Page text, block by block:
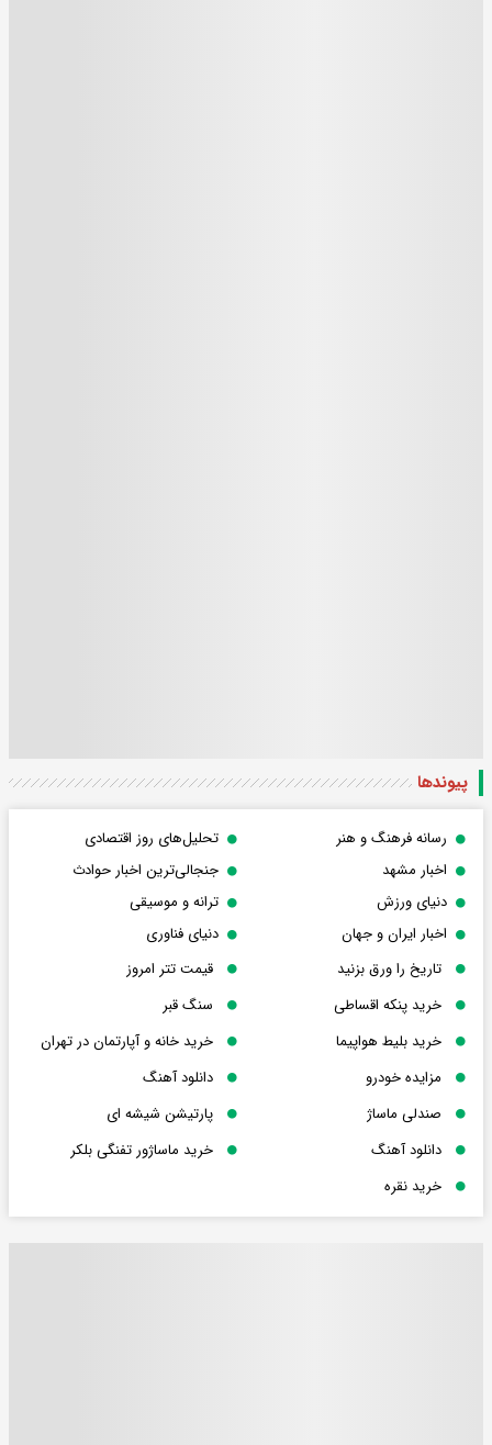
پیوندها
رسانه فرهنگ و هنر
تحلیل‌های روز اقتصادی
اخبار مشهد
جنجالی‌ترین اخبار حوادث
دنیای ورزش
ترانه و موسیقی
اخبار ایران و جهان
دنیای فناوری
تاریخ را ورق بزنید
قیمت تتر امروز
خرید پنکه اقساطی
سنگ قبر
خرید بلیط هواپیما
خرید خانه و آپارتمان در تهران
مزایده خودرو
دانلود آهنگ
صندلی ماساژ
پارتیشن شیشه ای
دانلود آهنگ
خرید ماساژور تفنگی بلکر
خرید نقره